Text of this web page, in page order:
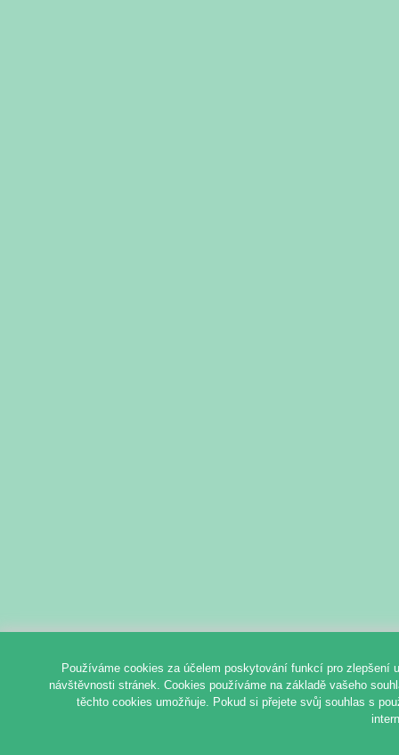
Používáme cookies za účelem poskytování funkcí pro zlepšení
návštěvnosti stránek. Cookies používáme na základě vašeho
těchto cookies umožňuje. Pokud si přejete svůj souhlas s